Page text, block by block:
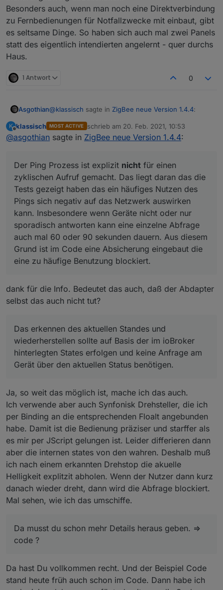
Besonders auch, wenn man noch eine Direktverbindung
zu Fernbedienungen für Notfallzwecke mit einbaut, gibt
es seltsame Dinge. So haben sich auch mal zwei Panels
statt des eigentlich intendierten angelernt - quer durchs
Haus.
1 Antwort 0
Asgothian@klassisch sagte in ZigBee neue Version 1.4.4:
Ich habe noch nicht den richtigen Umgang mit
zyklischen Aufruf gemacht. Das liegt daran das die
Tests gezeigt haben das ein häufiges Nutzen des
Pings sich negativ auf das Netzwerk auswirken
kann. Insbesondere wenn Geräte nicht oder nur
sporadisch antworten kann eine einzelne Abfrage
auch mal 60 oder 90 sekunden dauern. Aus diesem
eine zu häufige Benutzung blockiert.
Das erkennen des aktuellen Standes und
wiederherstellen sollte auf Basis der im ioBroker
hinterlegten States erfolgen und keine Anfrage am
Gerät über den aktuellen Status benötigen.
@klassischsagte inZigBee neue Version 1.4.4:
BWM Event oder einem timeout schicke ich die
Floalt auf eine langsame ramp down.
Vor der Rampe speichere ich mir die Werte ab.
Am Ende der Rampe stehen hier andere Werte,
die ich nicht eigeschrieben habe.
werden und damit die Istwerte währnd der
ramp down Zeit gefangen werden?
Könnte man dieses zyklische Abfragen
Da musst du schon mehr Details heraus geben. =>
code ?
K
Offline
klassisch MOST ACTIVE schrieb am 20. Feb. 2021, 10:53
zuletzt editiert von
@asgothian sagte in ZigBee neue Version 1.4.4:
Der Ping Prozess ist explizit nicht für einen
zyklischen Aufruf gemacht. Das liegt daran das die
Tests gezeigt haben das ein häufiges Nutzen des
Pings sich negativ auf das Netzwerk auswirken
kann. Insbesondere wenn Geräte nicht oder nur
sporadisch antworten kann eine einzelne Abfrage
auch mal 60 oder 90 sekunden dauern. Aus diesem
Grund ist im Code eine Absicherung eingebaut die
eine zu häufige Benutzung blockiert.
dank für die Info. Bedeutet das auch, daß der Abdapter
selbst das auch nicht tut?
Das erkennen des aktuellen Standes und
wiederherstellen sollte auf Basis der im ioBroker
hinterlegten States erfolgen und keine Anfrage am
Gerät über den aktuellen Status benötigen.
Ja, so weit das möglich ist, mache ich das auch.
Ich verwende aber auch Synfonisk Drehsteller, die ich
per Binding an die entsprechenden Floalt angebunden
habe. Damit ist die Bedienung präziser und starffer als
es mir per JScript gelungen ist. Leider differieren dann
aber die internen states von den wahren. Deshalb muß
ich nach einem erkannten Drehstop die akuelle
Helligkeit explitzit abholen. Wenn der Nutzer dann kurz
danach wieder dreht, dann wird die Abfrage blockiert.
Mal sehen, wie ich das umschiffe.
Da musst du schon mehr Details heraus geben. =>
code ?
Da hast Du vollkommen recht. Und der Beispiel Code
stand heute früh auch schon im Code. Dann habe ich